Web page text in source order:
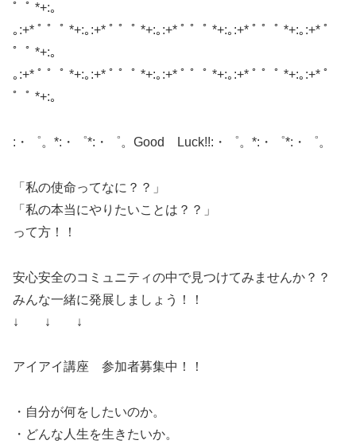
゜ﾟ *+:｡
｡:+* ﾟ ゜ﾟ *+:｡:+* ﾟ ゜ﾟ *+:｡:+* ﾟ ゜ﾟ *+:｡:+* ﾟ ゜ﾟ *+:｡:+* ﾟ
゜ﾟ *+:｡
｡:+* ﾟ ゜ﾟ *+:｡:+* ﾟ ゜ﾟ *+:｡:+* ﾟ ゜ﾟ *+:｡:+* ﾟ ゜ﾟ *+:｡:+* ﾟ
゜ﾟ *+:｡
:・゜。*:・゜*:・゜。Good Luck!!:・゜。*:・゜*:・゜。
「私の使命ってなに？？」
「私の本当にやりたいことは？？」
って方！！
安心安全のコミュニティの中で見つけてみませんか？？
みんな一緒に発展しましょう！！
↓ ↓ ↓
アイアイ講座 参加者募集中！！
・自分が何をしたいのか。
・どんな人生を生きたいか。